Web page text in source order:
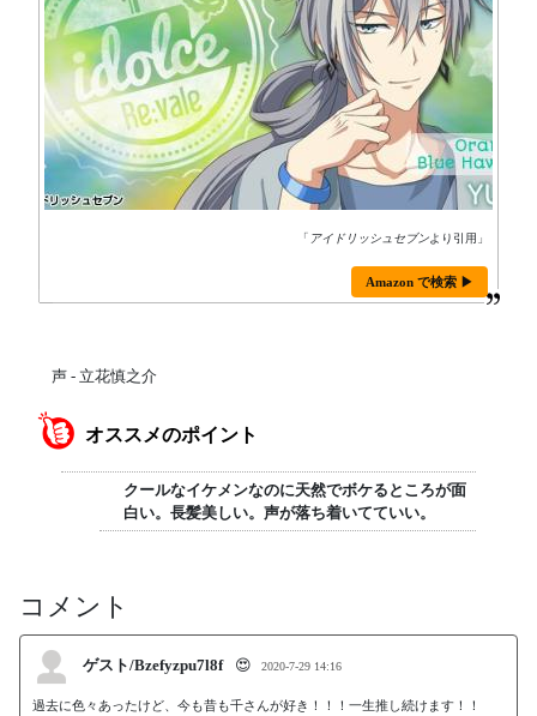
「 アイドリッシュセブンより引用」
Amazon で検索 ▶
声 - 立花慎之介
オススメのポイント
クールなイケメンなのに天然でボケるところが面
白い。長髪美しい。声が落ち着いてていい。
コメント
ゲスト/Bzefyzpu7l8f 😍 2020-7-29 14:16
過去に色々あったけど、今も昔も千さんが好き！！！一生推し続けます！！